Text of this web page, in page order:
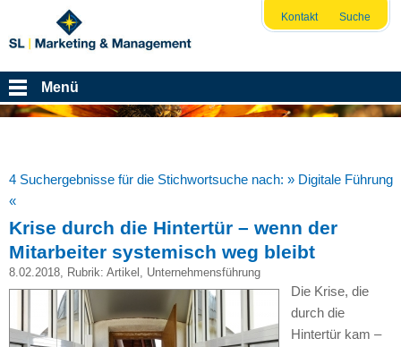
Kontakt Suche
Menü
4 Suchergebnisse für die Stichwortsuche nach: » Digitale Führung
«
Krise durch die Hintertür – wenn der
Mitarbeiter systemisch weg bleibt
8.02.2018, Rubrik: Artikel , Unternehmensführung
Die Krise, die
durch die
Hintertür kam –